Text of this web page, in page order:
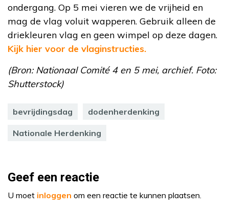
ondergang. Op 5 mei vieren we de vrijheid en
mag de vlag voluit wapperen. Gebruik alleen de
driekleuren vlag en geen wimpel op deze dagen.
Kijk hier voor de vlaginstructies.
(Bron: Nationaal Comité 4 en 5 mei, archief. Foto:
Shutterstock)
bevrijdingsdag dodenherdenking
Nationale Herdenking
Geef een reactie
U moet inloggen om een reactie te kunnen plaatsen.